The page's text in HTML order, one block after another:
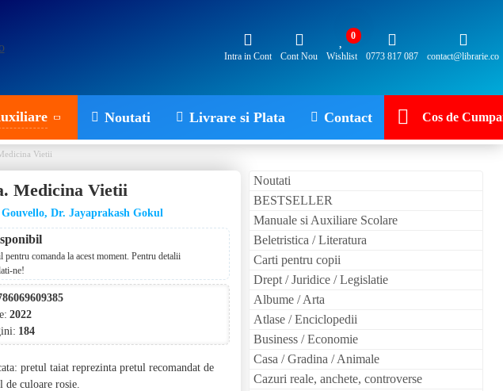
Intra in Cont Cont Nou Wishlist
0
0773 817 087
contact@librarie.co
Noutati Livrare si Plata Contact Cos de
Vietii
Medicina Vietii
Dr. Jayaprakash Gokul
comanda la acest moment. Pentru detalii
ne!
2022
184
pretul taiat reprezinta pretul recomandat de
de culoare rosie.
Noutati
BESTSELLER
Manuale si Auxiliare Scolare
Beletristica / Literatura
Carti pentru copii
Drept / Juridice / Legislatie
Albume / Arta
Atlase / Enciclopedii
Business / Economie
Casa / Gradina / Animale
Cazuri reale, anchete, controverse